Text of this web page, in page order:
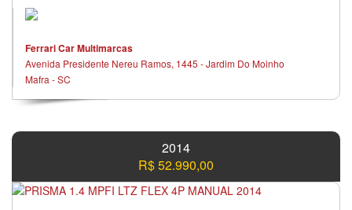
Ferrari Car Multimarcas
Avenida Presidente Nereu Ramos, 1445 - Jardim Do Moinho
Mafra - SC
2014
R$ 52.990,00